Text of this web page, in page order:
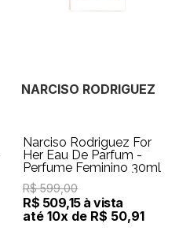
NARCISO RODRIGUEZ
Narciso Rodriguez For
Her Eau De Parfum -
Perfume Feminino 30ml
R$ 599,00
R$ 509,15 à vista
até 10x de R$ 50,91